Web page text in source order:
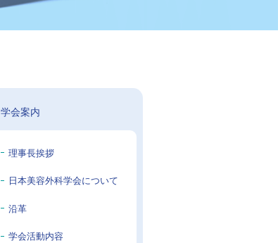
学会案内
理事長挨拶
日本美容外科学会について
沿革
学会活動内容